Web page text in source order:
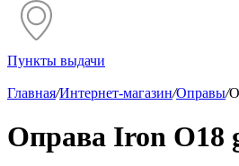
Пункты выдачи
Главная/Интернет-магазин/Оправы/
Оправа Iron O18